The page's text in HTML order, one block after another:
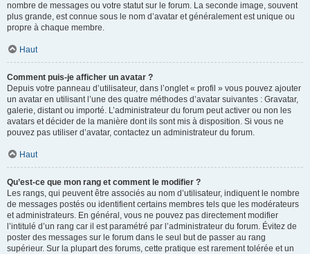
nombre de messages ou votre statut sur le forum. La seconde image, souvent
plus grande, est connue sous le nom d’avatar et généralement est unique ou
propre à chaque membre.
Haut
Comment puis-je afficher un avatar ?
Depuis votre panneau d’utilisateur, dans l’onglet « profil » vous pouvez ajouter
un avatar en utilisant l’une des quatre méthodes d’avatar suivantes : Gravatar,
galerie, distant ou importé. L’administrateur du forum peut activer ou non les
avatars et décider de la manière dont ils sont mis à disposition. Si vous ne
pouvez pas utiliser d’avatar, contactez un administrateur du forum.
Haut
Qu’est-ce que mon rang et comment le modifier ?
Les rangs, qui peuvent être associés au nom d’utilisateur, indiquent le nombre
de messages postés ou identifient certains membres tels que les modérateurs
et administrateurs. En général, vous ne pouvez pas directement modifier
l’intitulé d’un rang car il est paramétré par l’administrateur du forum. Évitez de
poster des messages sur le forum dans le seul but de passer au rang
supérieur. Sur la plupart des forums, cette pratique est rarement tolérée et un